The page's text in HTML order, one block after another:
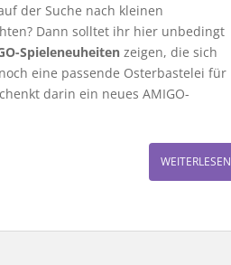
der Suche nach kleinen
Dann solltet ihr hier unbedingt
Spieleneuheiten zeigen, die sich
eine passende Osterbastelei für
darin ein neues AMIGO-
WEITERLESEN